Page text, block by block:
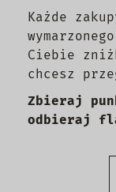
Każde
Ciebie
chcesz
Zbieraj
odbieraj